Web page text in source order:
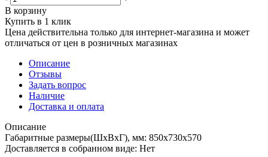
В корзину
Купить в 1 клик
Цена действительна только для интернет-магазина и может
отличаться от цен в розничных магазинах
Описание
Отзывы
Задать вопрос
Наличие
Доставка и оплата
Описание
Габаритные размеры(ШхВхГ), мм: 850х730х570
Доставляется в собранном виде: Нет